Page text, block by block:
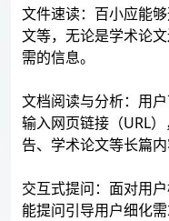
文件速读：百小应能
文等，无论是学术论
需的信息。
文档阅读与分析：用
输入网页链接（URL
告、学术论文等长篇内
交互式提问：面对用
能提问引导用户细化